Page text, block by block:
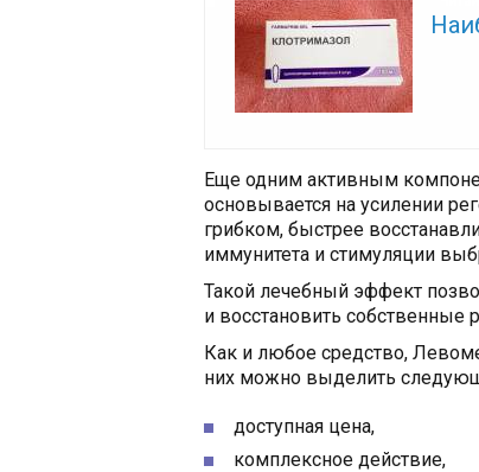
Еще одним активным
основывается на усилении
грибком, быстрее
иммунитета и стимуляции
Такой лечебный эффект
и восстановить собственные
Как и любое средство,
них можно выделить
доступная цена,
комплексное действие,